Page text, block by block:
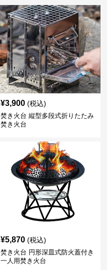
¥3,900 (税込)
焚き火台 縦型多段式折りたたみ
焚き火台
¥5,870 (税込)
焚き火台 円形深皿式防火蓋付き
一人用焚き火台